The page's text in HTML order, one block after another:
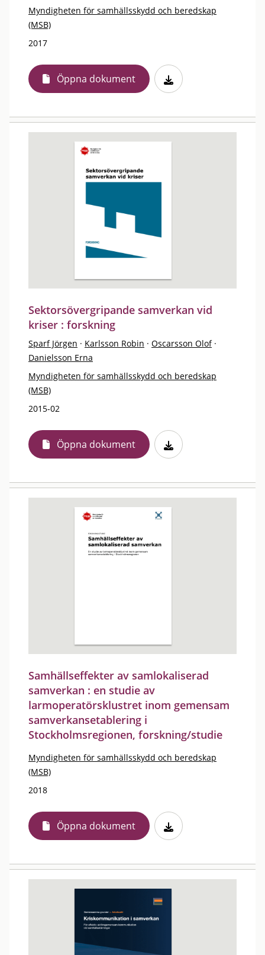
Myndigheten för samhällsskydd och beredskap
(MSB)
2017
Öppna dokument
Sektorsövergripande samverkan vid
kriser : forskning
Sparf Jörgen · Karlsson Robin · Oscarsson Olof ·
Danielsson Erna
Myndigheten för samhällsskydd och beredskap
(MSB)
2015-02
Öppna dokument
Samhällseffekter av samlokaliserad
samverkan : en studie av
larmoperatörsklustret inom gemensam
samverkansetablering i
Stockholmsregionen, forskning/studie
Myndigheten för samhällsskydd och beredskap
(MSB)
2018
Öppna dokument